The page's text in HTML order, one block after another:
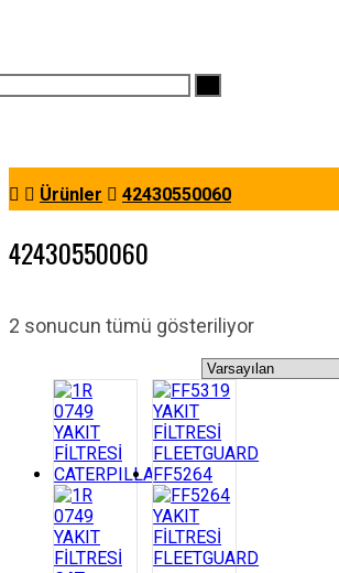
Ürünler 42430550060
42430550060
2 sonucun tümü gösteriliyor